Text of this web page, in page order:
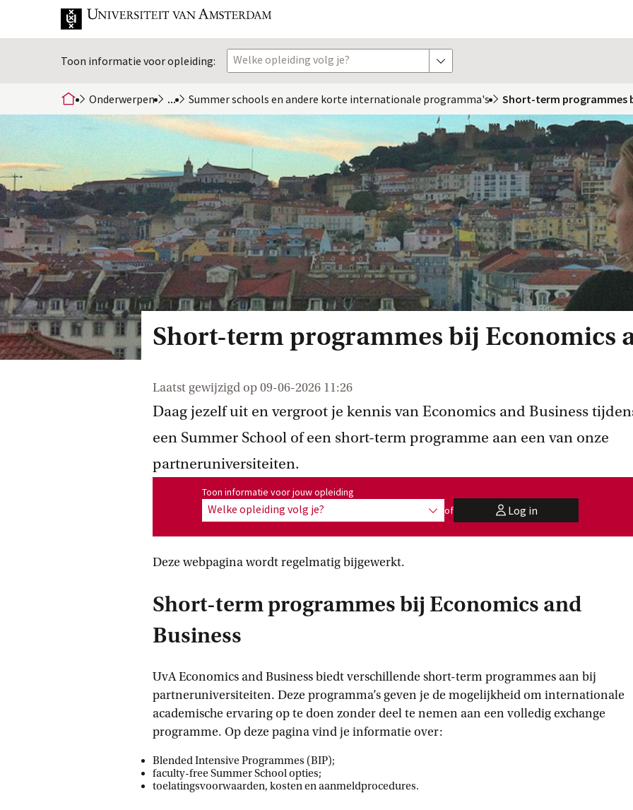
Toon informatie voor opleiding: Welke opleiding volg je? toon opties
home
Onderwerpen ... Summer schools en andere korte internationale programma's Short-term programmes
Short-term programmes bij Economics
Laatst gewijzigd op09-06-2026 11:26
Daag jezelf uit en vergroot je kennis van Economics and Business
een Summer School of een short-term programme aan een van onze
partneruniversiteiten.
Toon informatie voor opleiding:
Toon informatie voor jouw opleiding
Welke opleiding volg je? toon opties
of userLog in
Deze webpagina wordt regelmatig bijgewerkt.
Short-term programmes bij Economics and
Business
UvA Economics and Business biedt verschillende short-term programmes aan bij
partneruniversiteiten. Deze programma’s geven je de mogelijkheid om internationale
academische ervaring op te doen zonder deel te nemen aan een volledig exchange
programme. Op deze pagina vind je informatie over:
Blended Intensive Programmes (BIP);
faculty-free Summer School opties;
toelatingsvoorwaarden, kosten en aanmeldprocedures.